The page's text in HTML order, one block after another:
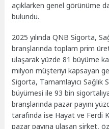
açıklarken genel görünüme
bulundu.
2025 yılında QNB Sigorta,
branşlarında toplam prim
ulaşarak yüzde 81 büyüme
milyon müşteriyi kapsayan
Sigorta, Tamamlayıcı Sağlık
büyümesi ile 93 bin
branşlarında pazar payını
tarafında ise Hayat ve Ferdi
pazar payına ulaşan şirket,